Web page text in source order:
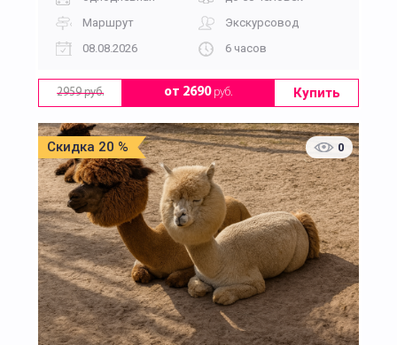
Маршрут
Экскурсовод
08.08.2026
6 часов
2959 руб. от 2690руб. Купить
Скидка 20 % 0